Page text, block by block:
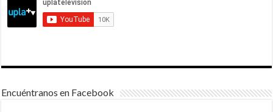
Encuéntranos en Facebook